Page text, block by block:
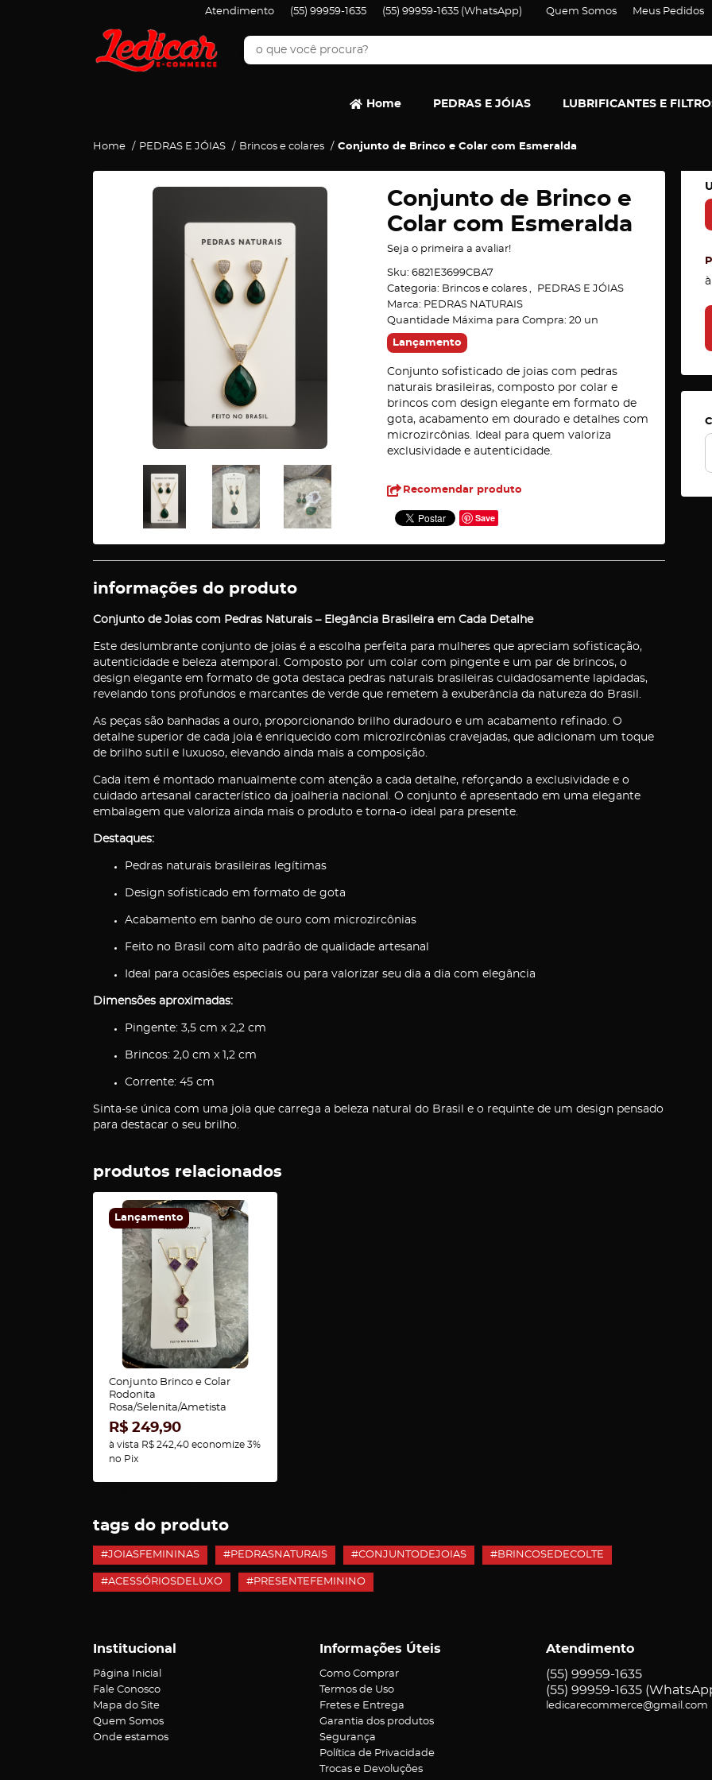
Quem Somos Meus Pedidos
Atendimento (55) 99959-1635 (55) 99959-1635 (WhatsApp)
Home PEDRAS E JÓIAS LUBRIFICANTES E
Home PEDRAS E JÓIAS Brincos e colares Conjunto de Brinco e Colar com Esmeralda
Conjunto de Brinco e
Colar com Esmeralda
Seja o primeira a avaliar!
Sku: 6821E3699CBA7
Categoria: Brincos e colares
PEDRAS E JÓIAS
Marca: PEDRAS NATURAIS
Quantidade Máxima para Compra: 20 un
Lançamento
Conjunto sofisticado de joias com pedras
naturais brasileiras, composto por colar e
brincos com design elegante em formato de
gota, acabamento em dourado e detalhes com
microzircônias. Ideal para quem valoriza
exclusividade e autenticidade.
Recomendar produto
Save
informações do produto
Conjunto de Joias com Pedras Naturais – Elegância Brasileira em Cada Detalhe
Este deslumbrante conjunto de joias é a escolha perfeita para mulheres que apreciam sofisticação,
autenticidade e beleza atemporal. Composto por um colar com pingente e um par de brincos, o
design elegante em formato de gota destaca pedras naturais brasileiras cuidadosamente lapidadas,
revelando tons profundos e marcantes de verde que remetem à exuberância da natureza do Brasil.
As peças são banhadas a ouro, proporcionando brilho duradouro e um acabamento refinado. O
detalhe superior de cada joia é enriquecido com microzircônias cravejadas, que adicionam um toque
de brilho sutil e luxuoso, elevando ainda mais a composição.
Cada item é montado manualmente com atenção a cada detalhe, reforçando a exclusividade e o
cuidado artesanal característico da joalheria nacional. O conjunto é apresentado em uma elegante
embalagem que valoriza ainda mais o produto e torna-o ideal para presente.
Destaques:
Pedras naturais brasileiras legítimas
Design sofisticado em formato de gota
Acabamento em banho de ouro com microzircônias
Feito no Brasil com alto padrão de qualidade artesanal
Ideal para ocasiões especiais ou para valorizar seu dia a dia com elegância
Dimensões aproximadas:
Pingente: 3,5 cm x 2,2 cm
Brincos: 2,0 cm x 1,2 cm
Corrente: 45 cm
Sinta-se única com uma joia que carrega a beleza natural do Brasil e o requinte de um design pensado
para destacar o seu brilho.
produtos relacionados
Lançamento
Conjunto Brinco e Colar
Rodonita
Rosa/Selenita/Ametista
R$ 249,90
à vista R$ 242,40 economize 3%
no Pix
tags do produto
#JOIASFEMININAS #PEDRASNATURAIS #CONJUNTODEJOIAS #BRINCOSEDECOLTE
#ACESSÓRIOSDELUXO #PRESENTEFEMININO
Institucional
Página Inicial
Fale Conosco
Mapa do Site
Quem Somos
Onde estamos
Informações Úteis
Como Comprar
Termos de Uso
Fretes e Entrega
Garantia dos produtos
Segurança
Política de Privacidade
Trocas e Devoluções
Atendimento
(55) 99959-1635
(55) 99959-1635
ledicarecommerce@gmail.com